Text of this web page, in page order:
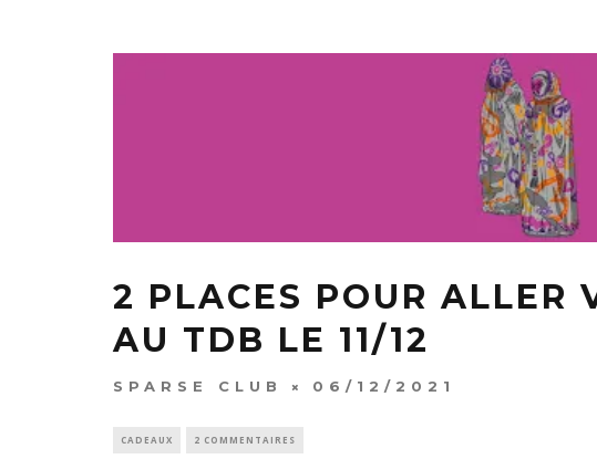
2 PLACES POUR ALLER
AU TDB LE 11/12
SPARSE CLUB 06/12/2021
CADEAUX 2 COMMENTAIRES